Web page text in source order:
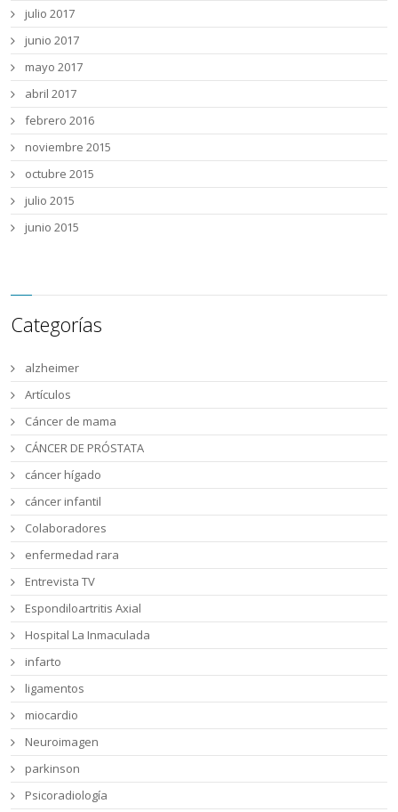
julio 2017
junio 2017
mayo 2017
abril 2017
febrero 2016
noviembre 2015
octubre 2015
julio 2015
junio 2015
Categorías
alzheimer
Artículos
Cáncer de mama
CÁNCER DE PRÓSTATA
cáncer hígado
cáncer infantil
Colaboradores
enfermedad rara
Entrevista TV
Espondiloartritis Axial
Hospital La Inmaculada
infarto
ligamentos
miocardio
Neuroimagen
parkinson
Psicoradiología